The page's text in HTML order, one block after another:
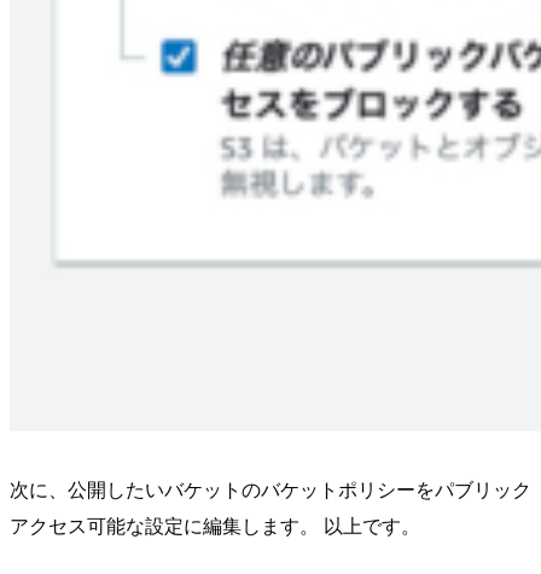
次に、公開したいバケットのバケットポリシーをパブリック
アクセス可能な設定に編集します。 以上です。